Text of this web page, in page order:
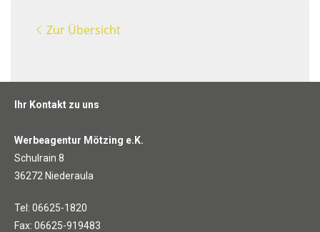
Zur Übersicht
Ihr Kontakt zu uns
Werbeagentur Mötzing e.K.
Schulrain 8
36272 Niederaula
Tel: 06625-1820
Fax: 06625-919483